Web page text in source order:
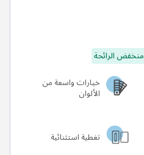
منخفض الرائحة
خيارات واسعة من
الألوان
تغطية استثنائية